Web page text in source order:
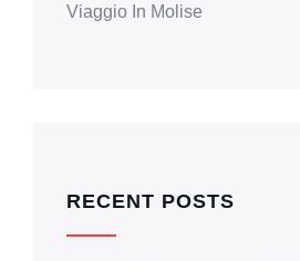
Viaggio In Molise
RECENT POSTS